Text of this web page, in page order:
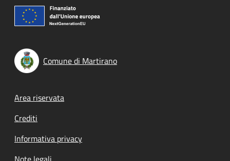
Comune di Martirano
Footer menu
Area riservata
Crediti
Informativa privacy